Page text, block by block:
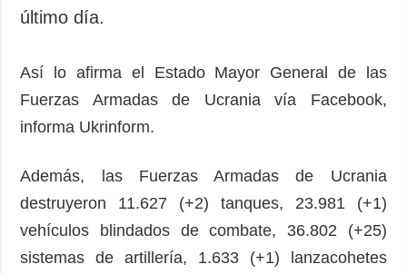
último día.
Así lo afirma el Estado Mayor General de las
Fuerzas Armadas de Ucrania vía Facebook,
informa Ukrinform.
Además, las Fuerzas Armadas de Ucrania
destruyeron 11.627 (+2) tanques, 23.981 (+1)
vehículos blindados de combate, 36.802 (+25)
sistemas de artillería, 1.633 (+1) lanzacohetes